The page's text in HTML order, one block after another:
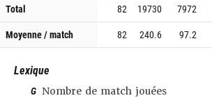
Total 82 19730 7972
Moyenne / match
82 240.6 97.2
Lexique
G Nombre de match jouées